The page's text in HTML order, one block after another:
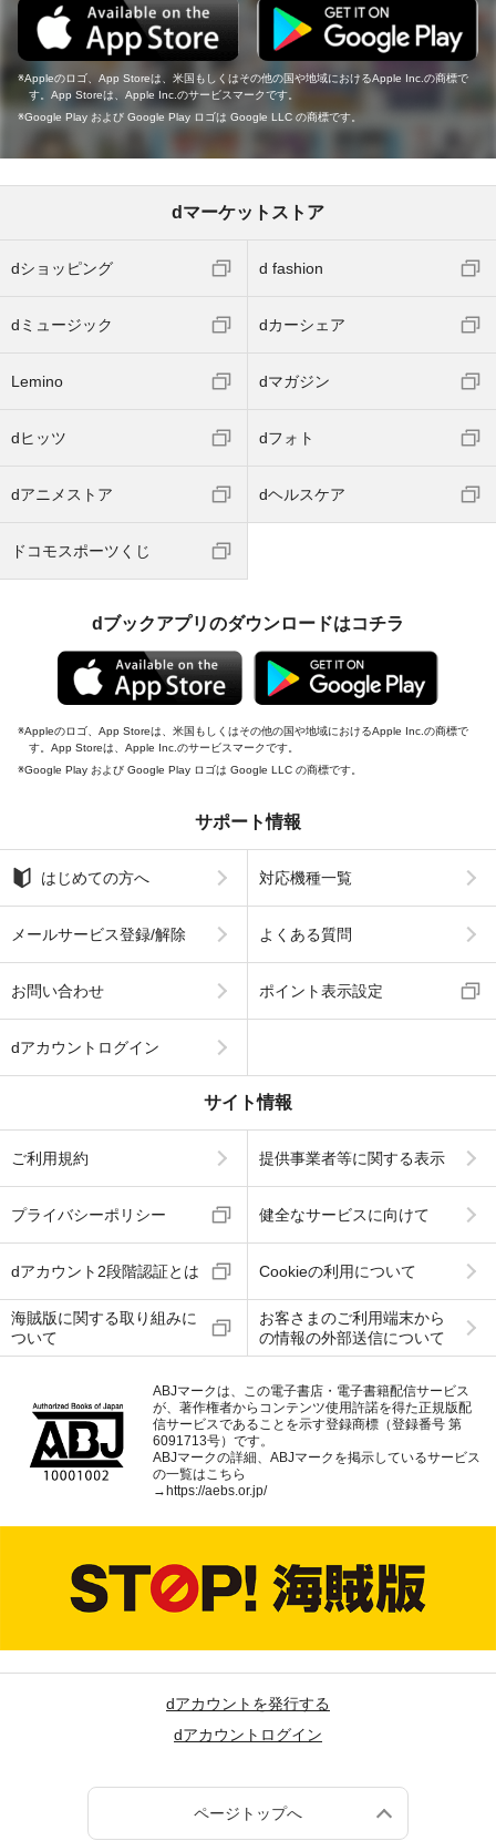
Appleのロゴ、App Storeは、米国もしくはその他の国や地域におけるApple Inc.の商標で
す。App Storeは、Apple Inc.のサービスマークです。
Google Play および Google Play ロゴは Google LLC の商標です。
dマーケットストア
dショッピング d fashion
dミュージック dカーシェア
Lemino dマガジン
dヒッツ dフォト
dアニメストア dヘルスケア
ドコモスポーツくじ
dブックアプリのダウンロードはコチラ
Appleのロゴ、App Storeは、米国もしくはその他の国や地域におけるApple Inc.の商標で
す。App Storeは、Apple Inc.のサービスマークです。
Google Play および Google Play ロゴは Google LLC の商標です。
サポート情報
はじめての方へ 対応機種一覧
メールサービス登録/解除 よくある質問
お問い合わせ ポイント表示設定
dアカウントログイン
サイト情報
ご利用規約 提供事業者等に関する表示
プライバシーポリシー 健全なサービスに向けて
dアカウント2段階認証とは Cookieの利用について
海賊版に関する取り組みに
ついて
お客さまのご利用端末から
の情報の外部送信について
ABJマークは、この電子書店・電子書籍配信サービス
が、著作権者からコンテンツ使用許諾を得た正規版配
信サービスであることを示す登録商標（登録番号 第
6091713号）です。
ABJマークの詳細、ABJマークを掲示しているサービス
の一覧はこちら
→ https://aebs.or.jp/
dアカウントを発行する
dアカウントログイン
ページトップへ